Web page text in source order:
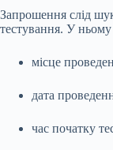
Запрошення слід
тестування. У ньому
місце
дата
час початку